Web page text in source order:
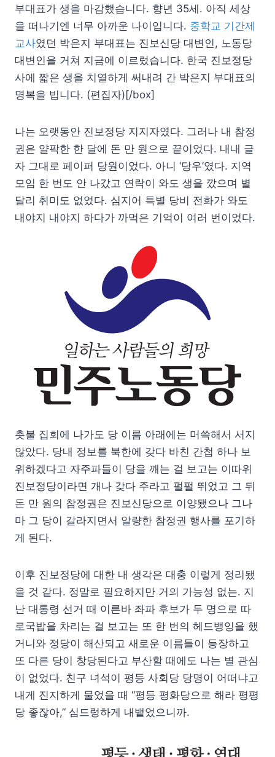
부대표가 생을 마감했습니다. 향년 35세. 아직 세상
을 떠나기엔 너무 아까운 나이입니다. 중학교 기간제
교사였던 박은지 부대표는 진보신당 대변인, 노동당
대변인을 거쳐 지금에 이르렀습니다. 한국 진보정당
사에 짧은 생을 치열하게 써내려 간 박은지 부대표의
명복을 빕니다. (편집자)[/box]
나는 오랫동안 진보정당 지지자였다. 그러나 내 참정
권은 얄팍한 한 달에 돈 만 원으로 끝이었다. 내내 글
자 그대로 페이퍼 당원이었다. 아니 ‘당우’였다. 지역
모임 한 번도 안 나갔고 연락이 와도 생을 깠으며 별
달리 취미도 없었다. 심지어 특별 당비 전화가 와도
내야지 내야지 하다가 까먹은 기억이 여러 번이었다.
촛불 집회에 나가도 당 이름 아래에는 머쓱해서 서지
않았다. 당내 정보를 북한에 갖다 바친 간첩 하나 보
위하겠다고 자주파들이 당을 깨는 걸 보고는 이따위
진보정당이라면 개나 갖다 주라고 펄펄 뛰었고 그 뒤
돈 만 원의 참정권은 진보신당으로 이양됐으나 그나
마 그 당이 갈라지면서 알량한 참정권 행사를 포기하
게 된다.
이후 진보정당에 대한 내 생각은 대충 이렇게 정리됐
을 것 같다. 정말로 필요하지만 거의 가능성 없는. 지
난 대통령 선거 때 이른바 좌파 후보가 두 명으로 따
로국밥을 차리는 걸 보고는 또 한 번의 헤드뱅잉을 했
거니와 정당이 해산되고 새로운 이름들이 등장하고
또 다른 당이 창당된다고 부산할 때에도 나는 별 관심
이 없었다. 친구 녀석이 평등 사회당 당명이 어떠냐고
내게 진지하게 물었을 때 “평등 평화당으로 해라 평평
당 좋잖아,” 심드렁하게 내뱉었으니까.